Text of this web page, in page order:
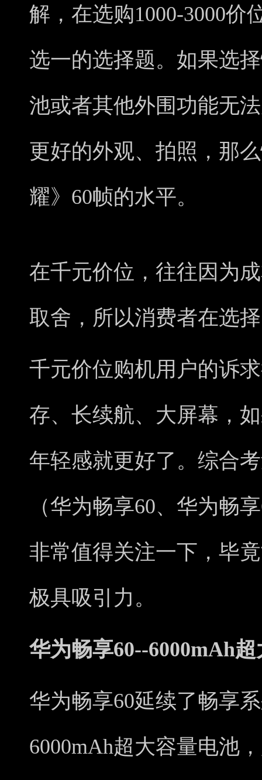
解，在选购1000-3000价
选一的选择题。如果选
池或者其他外围功能无
更好的外观、拍照，那
耀》60帧的水平。
在千元价位，往往因为
取舍，所以消费者在选
千元价位购机用户的诉
存、长续航、大屏幕，
年轻感就更好了。综合
（华为畅享60、华为畅
非常值得关注一下，毕
极具吸引力。
华为畅享60--6000mAh
华为畅享60延续了畅享
6000mAh超大容量电池